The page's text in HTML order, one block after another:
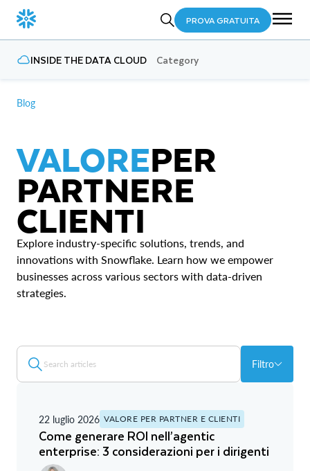
PROVA GRATUITA
INSIDE THE DATA CLOUD Category
Blog
VALOREPER
PARTNERE
CLIENTI
Explore industry-specific solutions, trends, and
innovations with Snowflake. Learn how we empower
businesses across various sectors with data-driven
strategies.
Filtro
22 luglio 2026 VALORE PER PARTNER E CLIENTI
Come generare ROI nell’agentic
enterprise: 3 considerazioni per i dirigenti